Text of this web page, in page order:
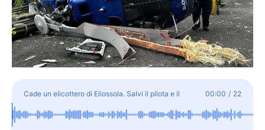
Cade un elicottero di Eliossola. Salvi il pilota e il
copilota
00:00 / 22